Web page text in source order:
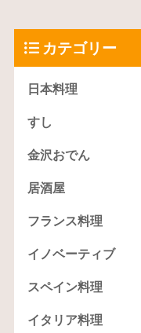
カテゴリー
日本料理
すし
金沢おでん
居酒屋
フランス料理
イノベーティブ
スペイン料理
イタリア料理